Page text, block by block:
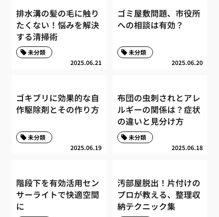
排水溝の髪の毛に触り
たくない！悩みを解決
する清掃術
2025.06.21
未分類
ゴミ屋敷問題、市役所
への相談は有効？
2025.06.20
未分類
ゴキブリに効果的な自
作駆除剤とその作り方
2025.06.19
未分類
布団の虫刺されとアレ
ルギーの関係は？症状
の違いと見分け方
2025.06.18
未分類
階段下を有効活用セン
サーライトで快適空間
に
汚部屋脱出！片付けの
プロが教える、整理収
納テクニック集